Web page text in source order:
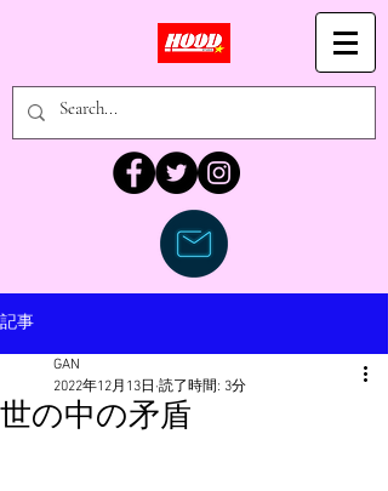
記事
世の中の矛盾
GAN
2022年12月13日 読了時間: 3分